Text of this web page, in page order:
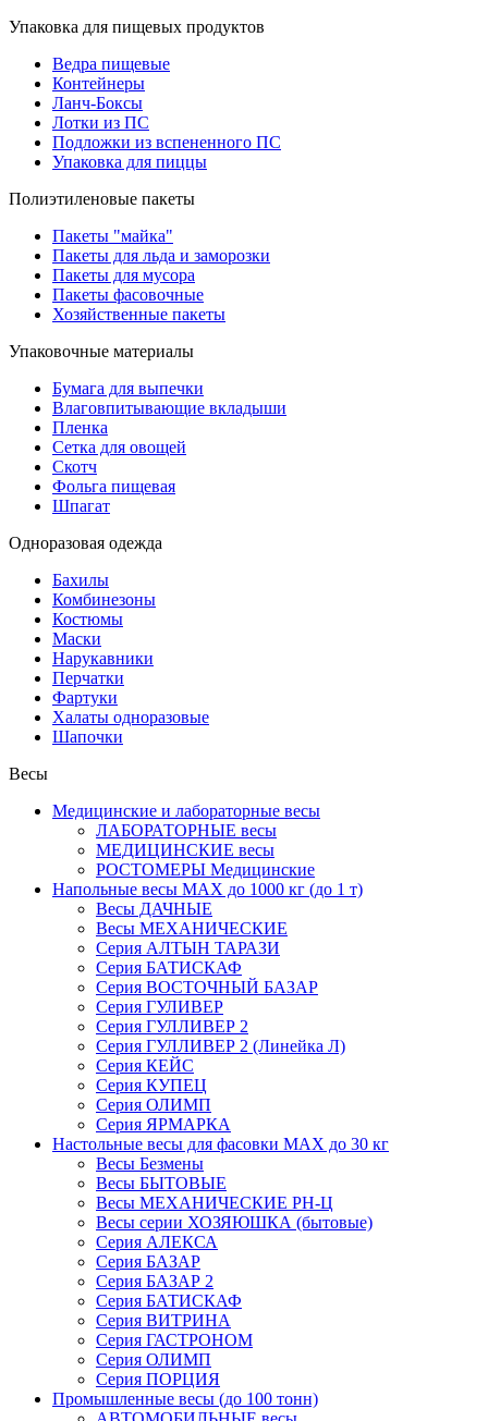
Упаковка для пищевых продуктов
Ведра пищевые
Контейнеры
Ланч-Боксы
Лотки из ПС
Подложки из вспененного ПС
Упаковка для пиццы
Полиэтиленовые пакеты
Пакеты "майка"
Пакеты для льда и заморозки
Пакеты для мусора
Пакеты фасовочные
Хозяйственные пакеты
Упаковочные материалы
Бумага для выпечки
Влаговпитывающие вкладыши
Пленка
Сетка для овощей
Скотч
Фольга пищевая
Шпагат
Одноразовая одежда
Бахилы
Комбинезоны
Костюмы
Маски
Нарукавники
Перчатки
Фартуки
Халаты одноразовые
Шапочки
Весы
Медицинские и лабораторные весы
ЛАБОРАТОРНЫЕ весы
МЕДИЦИНСКИЕ весы
РОСТОМЕРЫ Медицинские
Напольные весы MAX до 1000 кг (до 1 т)
Весы ДАЧНЫЕ
Весы МЕХАНИЧЕСКИЕ
Серия АЛТЫН ТАРАЗИ
Серия БАТИСКАФ
Серия ВОСТОЧНЫЙ БАЗАР
Серия ГУЛИВЕР
Серия ГУЛЛИВЕР 2
Серия ГУЛЛИВЕР 2 (Линейка Л)
Серия КЕЙС
Серия КУПЕЦ
Серия ОЛИМП
Серия ЯРМАРКА
Настольные весы для фасовки MAX до 30 кг
Весы Безмены
Весы БЫТОВЫЕ
Весы МЕХАНИЧЕСКИЕ РН-Ц
Весы серии ХОЗЯЮШКА (бытовые)
Серия АЛЕКСА
Серия БАЗАР
Серия БАЗАР 2
Серия БАТИСКАФ
Серия ВИТРИНА
Серия ГАСТРОНОМ
Серия ОЛИМП
Серия ПОРЦИЯ
Промышленные весы (до 100 тонн)